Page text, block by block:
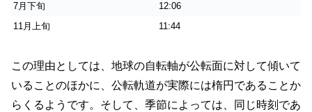
7月下旬
12:06
11月上旬
11:44
この理由としては、地球の自転軸が公転面に対して傾いて
いることのほかに、公転軌道が実際には楕円であることか
らくるようです。そして、季節によっては、同じ時刻であ